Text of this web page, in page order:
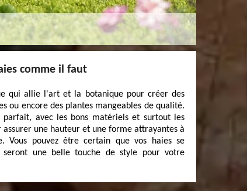
comme il faut
qui allie l'art et la botanique pour créer des
ou encore des plantes mangeables de qualité.
parfait, avec les bons matériels et surtout les
une hauteur et une forme attrayantes à
Vous pouvez être certain que vos haies se
seront une belle touche de style pour votre